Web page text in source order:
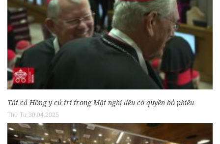
Tất cả Hồng y cử tri trong Mật nghị đều có quyền bỏ phiếu
Thứ Tư 30.04.2025